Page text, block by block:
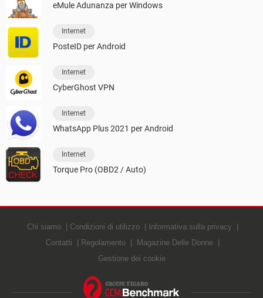
eMule Adunanza per Windows
Internet
PosteID per Android
Internet
CyberGhost VPN
Internet
WhatsApp Plus 2021 per Android
Internet
Torque Pro (OBD2 / Auto)
Chi siamo Condizioni di utilizzo
Informativa sulla privacy
Contatti
Regolamento
Magazine Delle Donne
Gestione dei cookie